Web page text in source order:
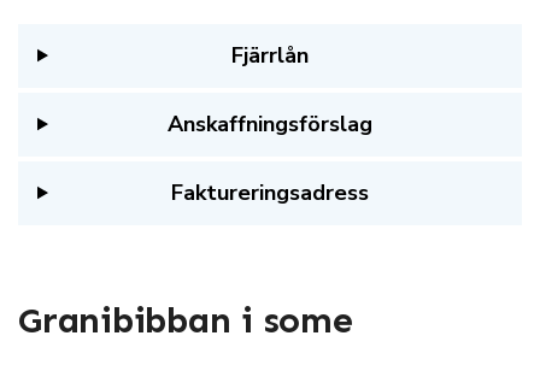
Fjärrlån
Anskaffningsförslag
Faktureringsadress
Granibibban i some